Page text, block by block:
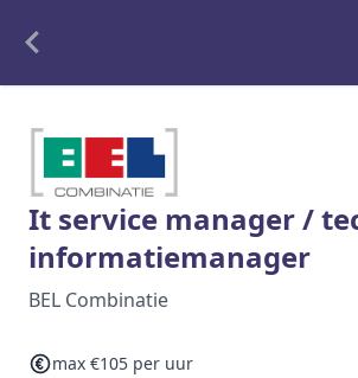
Alle opdrachten
Freelance
Detachering
Interim opdrachten statistiek
It service manager /
informatiemanager
BEL Combinatie
max €105 per uur